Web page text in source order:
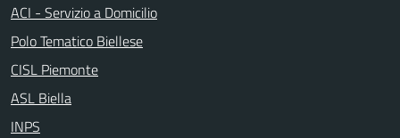
ACI - Servizio a Domicilio
Polo Tematico Biellese
CISL Piemonte
ASL Biella
INPS